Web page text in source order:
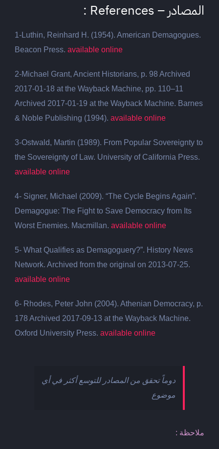
المصادر – References :
1-Luthin, Reinhard H. (1954). American Demagogues.
Beacon Press. available online
2-Michael Grant, Ancient Historians, p. 98 Archived
2017-01-18 at the Wayback Machine, pp. 110–11
Archived 2017-01-19 at the Wayback Machine. Barnes
& Noble Publishing (1994). available online
3-Ostwald, Martin (1989). From Popular Sovereignty to
the Sovereignty of Law. University of California Press.
available online
4- Signer, Michael (2009). “The Cycle Begins Again”.
Demagogue: The Fight to Save Democracy from Its
Worst Enemies. Macmillan. available online
5- What Qualifies as Demagoguery?”. History News
Network. Archived from the original on 2013-07-25.
available online
6- Rhodes, Peter John (2004). Athenian Democracy, p.
178 Archived 2017-09-13 at the Wayback Machine.
Oxford University Press. available online
دوماً تحقق من المصادر للتوسع أكثر في أي
موضوع
ملاحظة :